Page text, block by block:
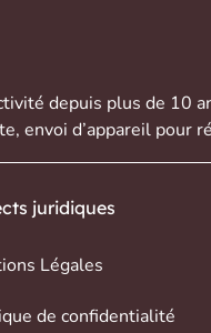
depuis plus de 10
envoi d’appareil pour
juridiques
Légales
de confidentialité